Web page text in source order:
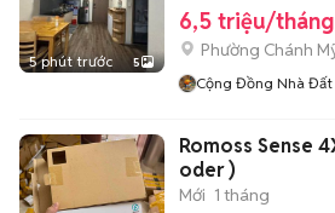
5 phút trước 5
6,5 triệu/tháng
Phường Chánh
Cộng Đồng Nhà Đất
Romoss Sense 4X
oder )
Mới 1 tháng